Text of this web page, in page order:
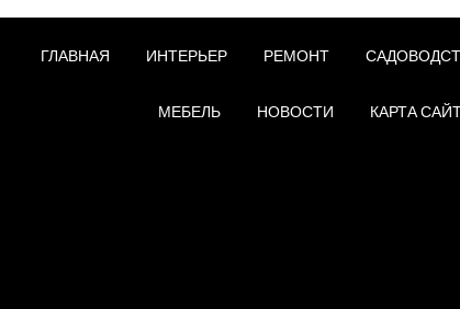
ГЛАВНАЯ ИНТЕРЬЕР РЕМОНТ
МЕБЕЛЬ НОВОСТИ КАРТА